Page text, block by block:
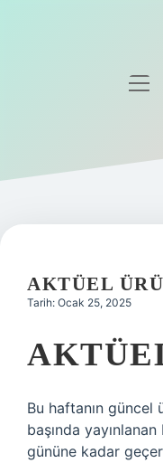
Gizlilik
Hakkımızda
AKTÜEL
Tarih: Ocak 25, 2025
Bu haftanın güncel
başında
gününe kadar